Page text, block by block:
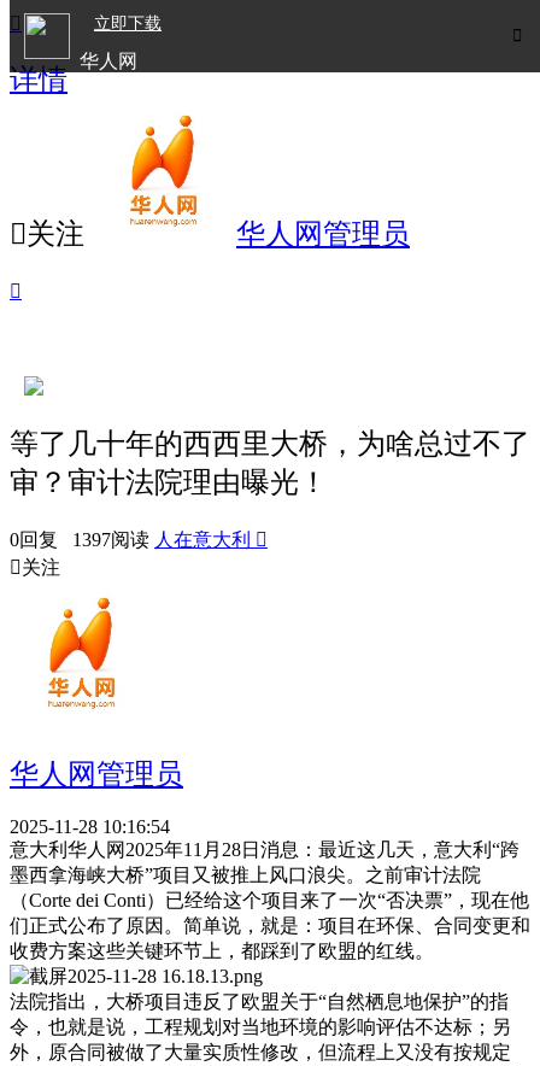

立即下载
华人网

详情
关注 华人网管理员

等了几十年的西西里大桥，为啥总过不了
审？审计法院理由曝光！
0回复 1397阅读 人在意大利 
关注
华人网管理员
2025-11-28 10:16:54
意大利华人网2025年11月28日消息：最近这几天，意大利“跨
墨西拿海峡大桥”项目又被推上风口浪尖。之前审计法院
（Corte dei Conti）已经给这个项目来了一次“否决票”，现在他
们正式公布了原因。简单说，就是：项目在环保、合同变更和
收费方案这些关键环节上，都踩到了欧盟的红线。
法院指出，大桥项目违反了欧盟关于“自然栖息地保护”的指
令，也就是说，工程规划对当地环境的影响评估不达标；另
外，原合同被做了大量实质性修改，但流程上又没有按规定